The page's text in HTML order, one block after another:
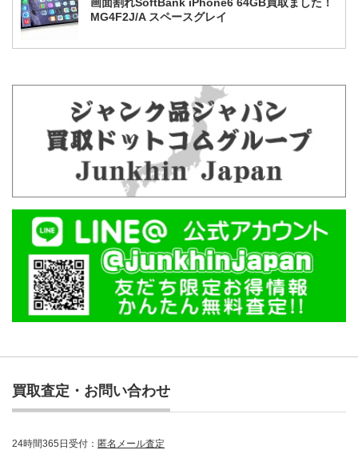
MG4F2J/A スペースグレイ
買取査定・お問い合わせ
24時間365日受付： 匿名メール査定